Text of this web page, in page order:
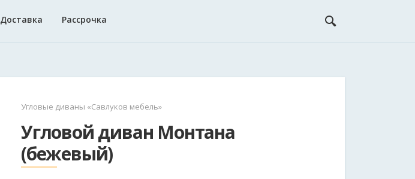
Доставка Рассрочка
Угловые диваны «Савлуков мебель»
Угловой диван Монтана
(бежевый)